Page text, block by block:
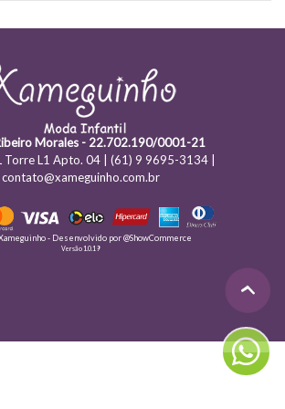
Morales - 22.702.190/0001-21
Torre L1 Apto. 04 | (61) 9 9695-3134 |
contato@xameguinho.com.br
- Desenvolvido por@ShowCommerce
Versão 1.0.19